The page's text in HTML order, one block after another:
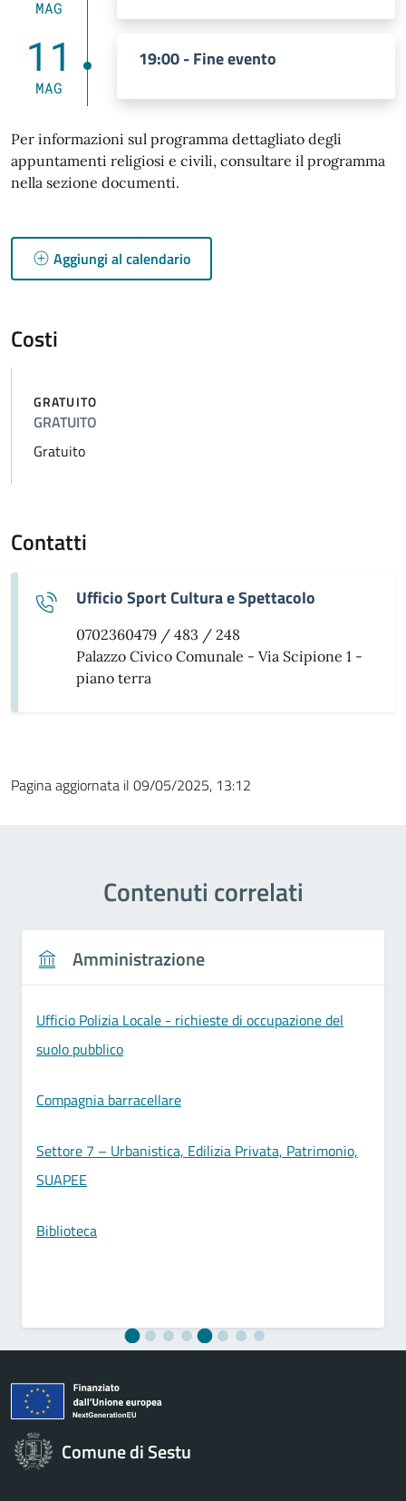
MAG
11
MAG
19:00 - Fine evento
Per informazioni sul programma dettagliato degli
appuntamenti religiosi e civili, consultare il programma
nella sezione documenti.
Aggiungi al calendario
Costi
GRATUITO
GRATUITO
Gratuito
Contatti
Ufficio Sport Cultura e Spettacolo
0702360479 / 483 / 248
Palazzo Civico Comunale - Via Scipione 1 -
piano terra
Pagina aggiornata il 09/05/2025, 13:12
Contenuti correlati
Amministrazione
Ufficio Polizia Locale - richieste di occupazione del
suolo pubblico
Compagnia barracellare
Settore 7 – Urbanistica, Edilizia Privata, Patrimonio,
SUAPEE
Biblioteca
Comune di Sestu